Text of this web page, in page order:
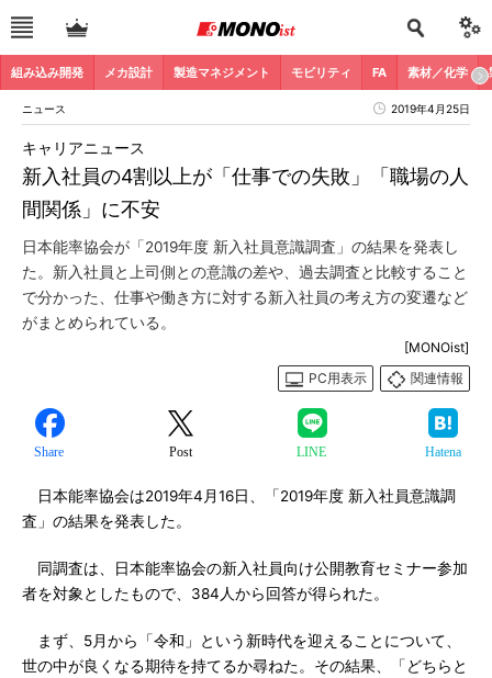
組み込み開発 メカ設計 製造マネジメント モビリティ FA 素材／化学
ニュース 2019年4月25日
新入社員の4割以上が「仕事での失敗」「職場の人
間関係」に不安
キャリアニュース
日本能率協会が「2019年度 新入社員意識調査」の結果を発表し
た。新入社員と上司側との意識の差や、過去調査と比較すること
で分かった、仕事や働き方に対する新入社員の考え方の変遷など
がまとめられている。
[MONOist]
PC用表示
関連情報
Share Post LINE Hatena
日本能率協会は2019年4月16日、「2019年度 新入社員意識調
査」の結果を発表した。
同調査は、日本能率協会の新入社員向け公開教育セミナー参加
者を対象としたもので、384人から回答が得られた。
まず、5月から「令和」という新時代を迎えることについて、
世の中が良くなる期待を持てるか尋ねた。その結果、「どちらと